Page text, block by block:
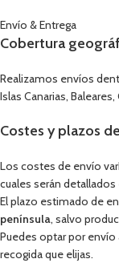
Envío & Entrega
Cobertura
Realizamos envíos
Islas Canarias,
Costes y plazos
Los costes de envío
cuales serán
El plazo estimado de
península, salvo
Puedes optar por
recogida que elijas.